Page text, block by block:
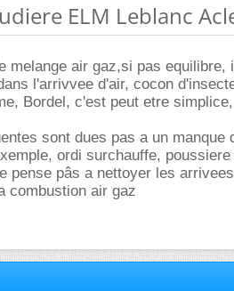
ELM Leblanc
melange air gaz,si pas equilibre,
l'arrivvee d'air, cocon
Bordel, c'est peut etre
sont dues pas a un manque
ordi surchauffe,
pense pâs a nettoyer les
combustion air gaz